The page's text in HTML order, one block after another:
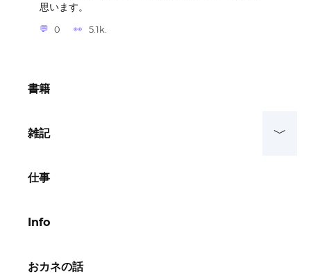
思います。
0 5.1k.
書籍
雑記
仕事
Info
おカネの話